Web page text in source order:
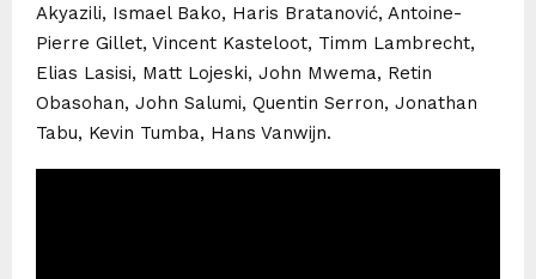
Akyazili, Ismael Bako, Haris Bratanović, Antoine-
Pierre Gillet, Vincent Kasteloot, Timm Lambrecht,
Elias Lasisi, Matt Lojeski, John Mwema, Retin
Obasohan, John Salumi, Quentin Serron, Jonathan
Tabu, Kevin Tumba, Hans Vanwijn.